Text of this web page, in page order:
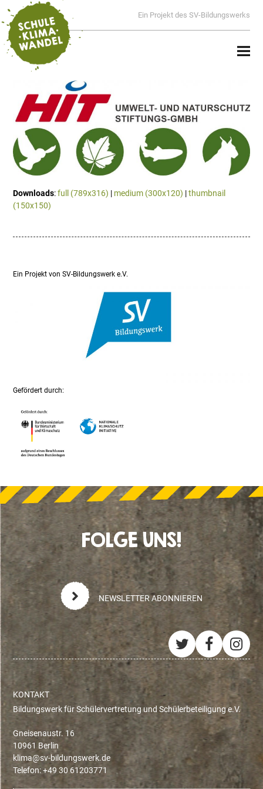
Ein Projekt des SV-Bildungswerks
Downloads:full (789x316) | medium (300x120) |thumbnail
(150x150)
Ein Projekt von SV-Bildungswerk e.V.
Gefördert durch:
FOLGE UNS!
NEWSLETTER ABONNIEREN
Twitter
KONTAKT
Bildungswerk für Schülervertretung und Schülerbeteiligung e.V.
Gneisenaustr. 16
10961 Berlin
ed.krewsgnudlib-vs@amilk
Telefon: +49 30 61203771